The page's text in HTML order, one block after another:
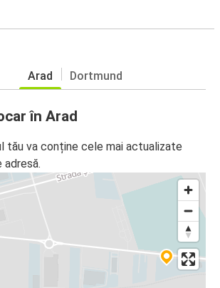
Arad Dortmund
în Arad
tău va conține cele mai actualizate